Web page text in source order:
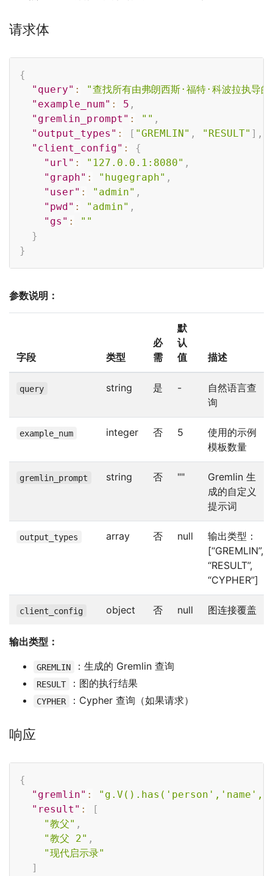
请求体
{
"query" :
"查找所有由弗朗西斯·福特·科波拉执导
"example_num" : 5 ,
"gremlin_prompt" : "" ,
"output_types" : [ "GREMLIN" , "RESULT" ] ,
"client_config" :
{
"url" : "127.0.0.1:8080" ,
"graph" : "hugegraph" ,
"user" : "admin" ,
"pwd" : "admin" ,
"gs" :
""
}
}
参数说明：
字段 类型
必
需
默
认
值
描述
query string 是 -
自然语言查
询
example_num integer 否 5
使用的示例
模板数量
gremlin_prompt string 否 ""
Gremlin 生
成的自定义
提示词
output_types array 否 null
输出类型：
[“GREMLIN”,
“RESULT”,
“CYPHER”]
client_config object 否 null 图连接覆盖
输出类型：
GREMLIN ：生成的 Gremlin 查询
RESULT ：图的执行结果
CYPHER ：Cypher 查询（如果请求）
响应
{
"gremlin" :
"g.V().has('person','name','
"result" :
[
"教父" ,
"教父 2" ,
"现代启示录"
]